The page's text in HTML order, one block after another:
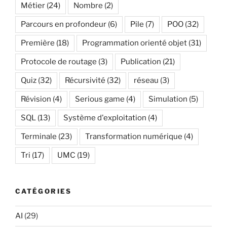
Métier (24) Nombre (2)
Parcours en profondeur (6) Pile (7) POO (32)
Première (18) Programmation orienté objet (31)
Protocole de routage (3) Publication (21)
Quiz (32) Récursivité (32) réseau (3)
Révision (4) Serious game (4) Simulation (5)
SQL (13) Système d'exploitation (4)
Terminale (23) Transformation numérique (4)
Tri (17) UMC (19)
CATÉGORIES
AI (29)